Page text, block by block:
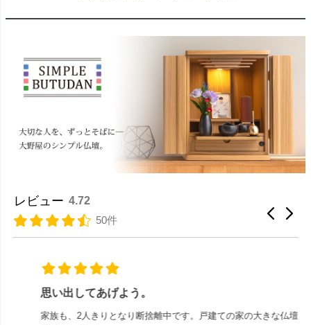
レビュー 4.72
50件
思い出してあげよう。
家族も、2人きりとなり断捨離中です。戸建ての家の大きな仏壇